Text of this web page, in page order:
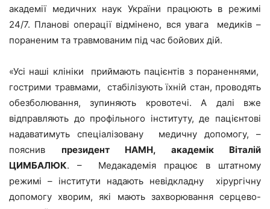
академії медичних наук України працюють в режимі
24/7. Планові операції відмінено, вся увага медиків –
пораненим та травмованим під час бойових дій.
«Усі наші клініки приймають пацієнтів з пораненнями,
гострими травмами, стабілізують їхній стан, проводять
обезболювання, зупиняють кровотечі. А далі вже
відправляють до профільного інституту, де пацієнтові
надаватимуть спеціалізовану медичну допомогу, –
пояснив президент НАМН, академік Віталій
ЦИМБАЛЮК. – Медакадемія працює в штатному
режимі – інститути надають невідкладну хірургічну
допомогу хворим, які мають захворювання серцево-